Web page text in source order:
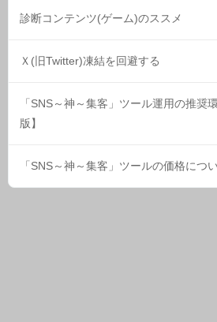
診断コンテンツ(ゲーム)のススメ
Ｘ(旧Twitter)凍結を回避する
「SNS～神～集客」ツール運用の推奨
版】
「SNS～神～集客」ツールの価格につ